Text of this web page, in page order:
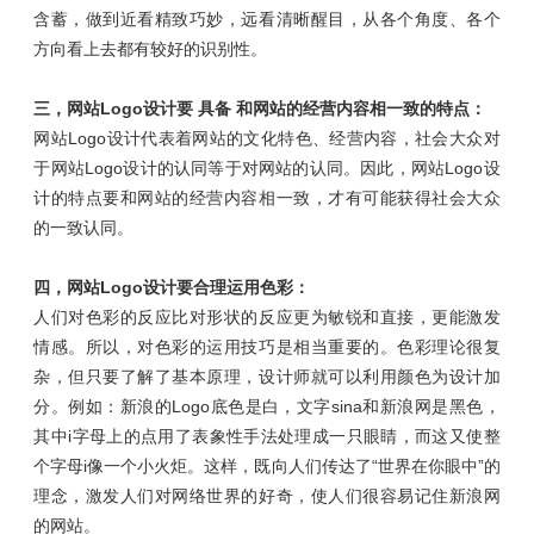
含蓄，做到近看精致巧妙，远看清晰醒目，从各个角度、各个
方向看上去都有较好的识别性。
三，网站Logo设计要 具备 和网站的经营内容相一致的特点 ：
网站Logo设计代表着网站的文化特色、经营内容，社会大众对
于网站Logo设计的认同等于对网站的认同。因此，网站Logo设
计的特点要和网站的经营内容相一致，才有可能获得社会大众
的一致认同。
四，网站Logo设计要合理运用色彩：
人们对色彩的反应比对形状的反应更为敏锐和直接，更能激发
情感。所以，对色彩的运用技巧是相当重要的。色彩理论很复
杂，但只要了解了基本原理，设计师就可以利用颜色为设计加
分。例如：新浪的Logo底色是白，文字sina和新浪网是黑色，
其中i字母上的点用了表象性手法处理成一只眼睛，而这又使整
个字母i像一个小火炬。这样，既向人们传达了“世界在你眼中”的
理念，激发人们对网络世界的好奇，使人们很容易记住新浪网
的网站。